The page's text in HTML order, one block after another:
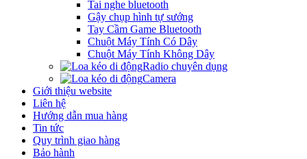
Tai nghe bluetooth
Gậy chụp hình tự sướng
Tay Cầm Game Bluetooth
Chuột Máy Tính Có Dây
Chuột Máy Tính Không Dây
Radio chuyên dụng
Camera
Giới thiệu website
Liên hệ
Hướng dẫn mua hàng
Tin tức
Quy trình giao hàng
Bảo hành